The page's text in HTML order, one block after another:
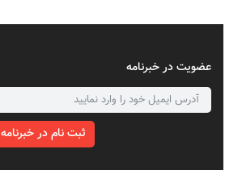
عضویت در خبرنامه
ثبت نام در خبرنامه